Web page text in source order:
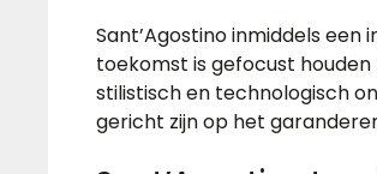
Sant’Agostino inmiddels
toekomst is gefocust
stilistisch en technologisch
gericht zijn op het